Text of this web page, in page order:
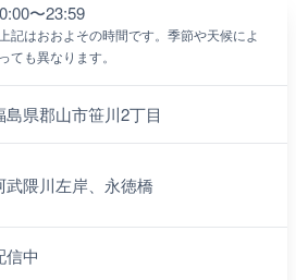
〜23:59
上記はおおよその時間です。季節や天候によ
っても異なります。
島県郡山市笹川2丁目
武隈川左岸、永徳橋
信中